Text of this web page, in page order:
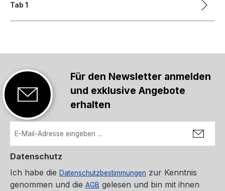
Tab 1
Für den Newsletter anmelden
und exklusive Angebote
erhalten
Datenschutz
Ich habe die Datenschutzbestimmungen zur Kenntnis
genommen und die AGB gelesen und bin mit ihnen